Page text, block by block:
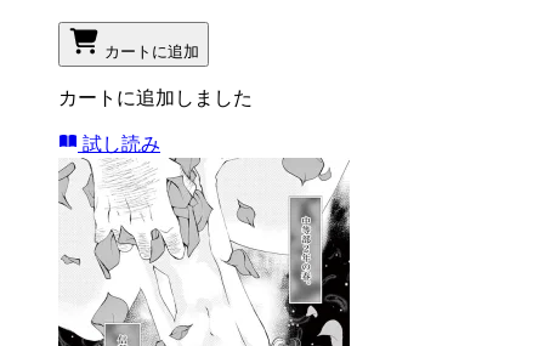
カートに追加
カートに追加しました
試し読み